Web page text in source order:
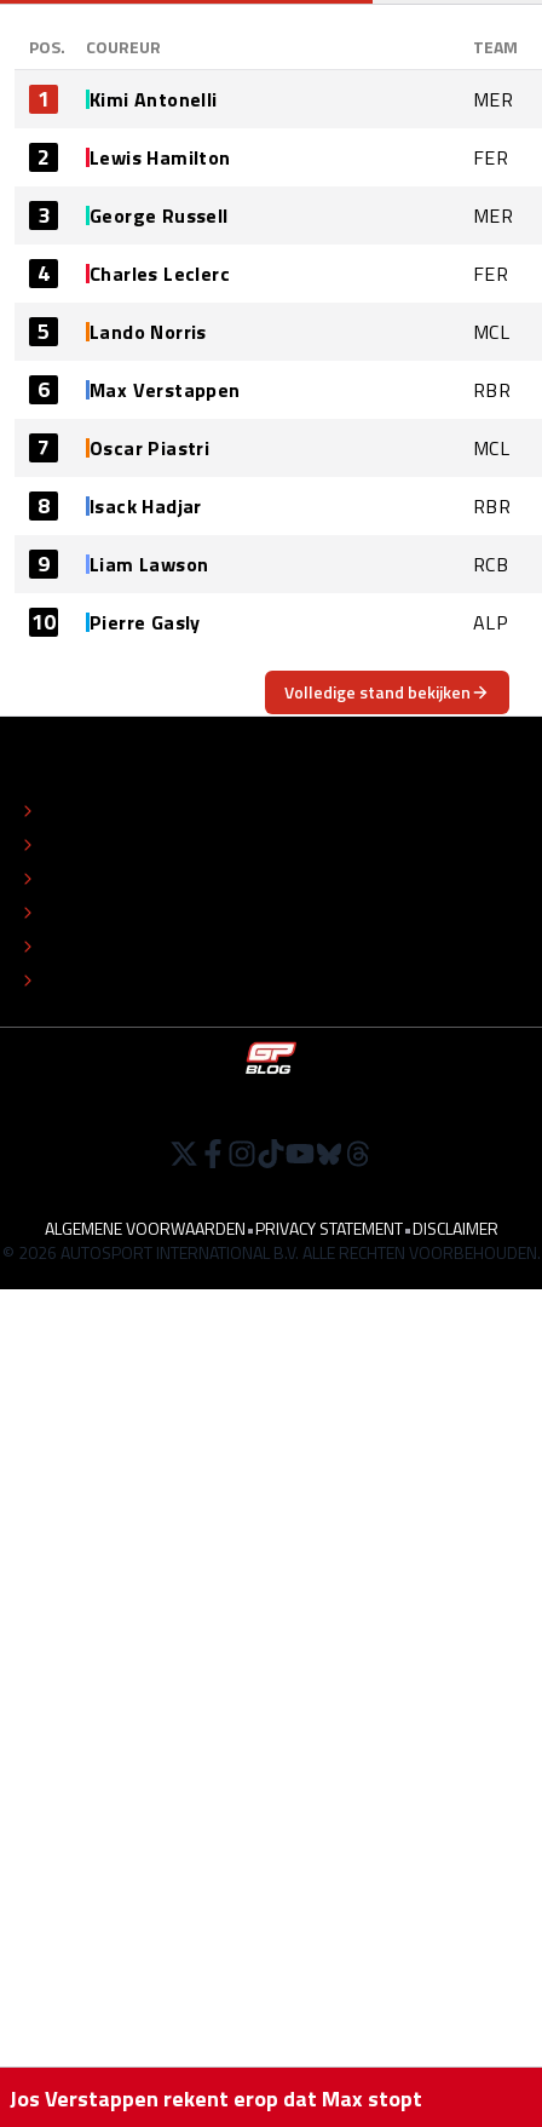
POS. COUREUR TEAM
1 Kimi Antonelli MER
2 Lewis Hamilton FER
3 George Russell MER
4 Charles Leclerc FER
5 Lando Norris MCL
6 Max Verstappen RBR
7 Oscar Piastri MCL
8 Isack Hadjar RBR
9 Liam Lawson RCB
10 Pierre Gasly ALP
Volledige stand bekijken
ALGEMENE VOORWAARDEN•PRIVACY STATEMENT•DISCLAIMER
© 2026 AUTOSPORT INTERNATIONAL B.V. ALLE RECHTEN VOORBEHOUDEN.
Jos Verstappen rekent erop dat Max stopt